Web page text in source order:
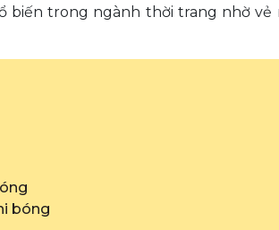
trong ngành thời trang nhờ
bóng